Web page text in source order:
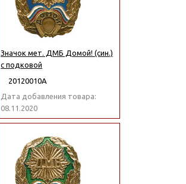
Значок мет. ДМБ Домой! (син.)
с подковой
20120010А
Дата добавления товара:
08.11.2020